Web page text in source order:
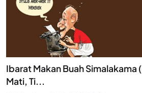
Ibarat Makan Buah Simalakama
Mati, Ti...